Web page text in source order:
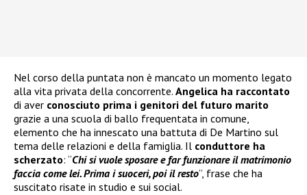
Nel corso della puntata non è mancato un momento legato
alla vita privata della concorrente. Angelica ha raccontato
di aver conosciuto prima i genitori del futuro marito
grazie a una scuola di ballo frequentata in comune,
elemento che ha innescato una battuta di De Martino sul
tema delle relazioni e della famiglia. Il conduttore ha
scherzato: “Chi si vuole sposare e far funzionare il matrimonio
faccia come lei. Prima i suoceri, poi il resto”, frase che ha
suscitato risate in studio e sui social.